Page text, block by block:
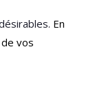
En
vos